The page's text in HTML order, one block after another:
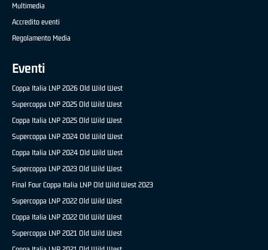
Multimedia
Accredito eventi
Regolamento Media
Eventi
Coppa Italia LNP 2026 Old Wild West
Supercoppa LNP 2025 Old Wild West
Coppa Italia LNP 2025 Old Wild West
Supercoppa LNP 2024 Old Wild West
Coppa Italia LNP 2024 Old Wild West
Supercoppa LNP 2023 Old Wild West
Final Four Coppa Italia LNP Old Wild West 2023
Supercoppa LNP 2022 Old Wild West
Coppa Italia LNP 2022 Old Wild West
Supercoppa LNP 2021 Old Wild West